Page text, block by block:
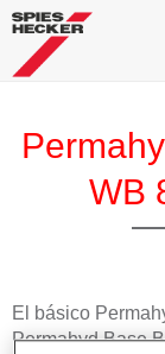
WB
El básico
Permahyd Base